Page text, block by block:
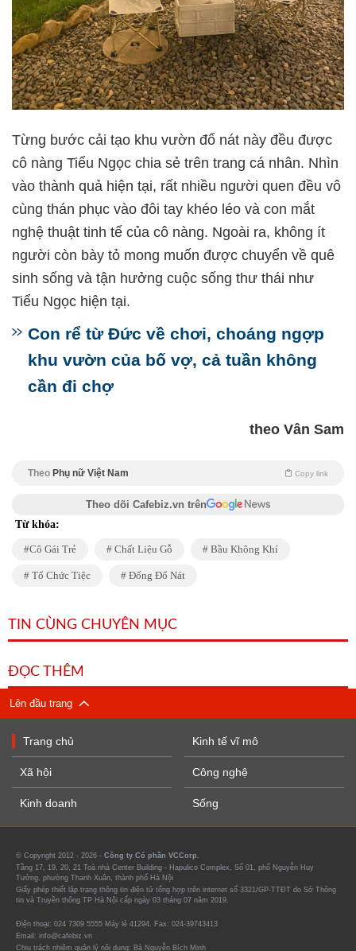
Từng bước cải tạo khu vườn đổ nát này đều được
cô nàng Tiểu Ngọc chia sẻ trên trang cá nhân. Nhìn
vào thành quả hiện tại, rất nhiều người quen đều vô
cùng thán phục vào đôi tay khéo léo và con mắt
nghệ thuật tinh tế của cô nàng. Ngoài ra, không ít
người còn bày tỏ mong muốn được chuyển về quê
sinh sống và tận hưởng cuộc sống thư thái như
Tiểu Ngọc hiện tại.
Con rể từ Đức về chơi, choáng ngợp
khu vườn của bố vợ, cả tuần không
cần đi chợ
theo Vân Sam
Theo Phụ nữ Việt Nam Copy link
Theo dõi Cafebiz.vn trên
Từ khóa:
Cô Gái Trẻ Chất Liệu Gỗ Bầu Không Khí
Tổ Chức Tiệc Đống Đổ Nát
TIN CÙNG CHUYÊN MỤC
ĐỌC THÊM
Lên đầu trang
Trang chủ
Xã hội
Kinh doanh
Kinh tế vĩ mô
Công nghệ
Sống
© Copyright 2012 - 2026 - Công ty Cổ phần VCCorp.
Tầng 17, 19, 20, 21 Toà nhà Center Building - Hapulico Complex, Số 01, phố Nguyễn Huy
Tưởng, phường Thanh Xuân, thành phố Hà Nội
Giấy phép thiết lập trang thông tin điện tử tổng hợp trên internet số 3321/GP-TTĐT do Sở Thông
tin và Truyền thông TP Hà Nội cấp ngày 03 tháng 07 năm 2019.
Điện thoại: 024 7309 5555 Máy lẻ 41294. Fax: 024-39743413
Email: info@cafebiz.vn
Chịu trách nhiệm quản lý nội dung: Bà Nguyễn Bích Minh